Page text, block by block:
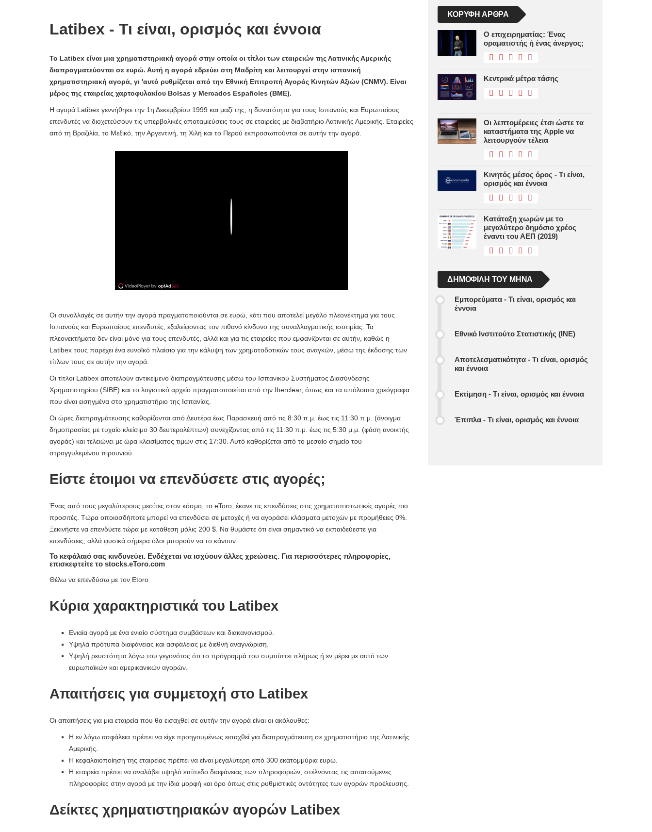
Latibex - Τι είναι, ορισμός και έννοια
Το Latibex είναι μια χρηματιστηριακή αγορά στην οποία οι τίτλοι των εταιρειών της Λατινικής Αμερικής
διαπραγματεύονται σε ευρώ. Αυτή η αγορά εδρεύει στη Μαδρίτη και λειτουργεί στην ισπανική
χρηματιστηριακή αγορά, γι 'αυτό ρυθμίζεται από την Εθνική Επιτροπή Αγοράς Κινητών Αξιών (CNMV). Είναι
μέρος της εταιρείας χαρτοφυλακίου Bolsas y Mercados Españoles (BME).
Η αγορά Latibex γεννήθηκε την 1η Δεκεμβρίου 1999 και μαζί της, η δυνατότητα για τους Ισπανούς και Ευρωπαίους
επενδυτές να διοχετεύσουν τις υπερβολικές αποταμιεύσεις τους σε εταιρείες με διαβατήριο Λατινικής Αμερικής. Εταιρείες
από τη Βραζιλία, το Μεξικό, την Αργεντινή, τη Χιλή και το Περού εκπροσωπούνται σε αυτήν την αγορά.
Οι συναλλαγές σε αυτήν την αγορά πραγματοποιούνται σε ευρώ, κάτι που αποτελεί μεγάλο πλεονέκτημα για τους
Ισπανούς και Ευρωπαίους επενδυτές, εξαλείφοντας τον πιθανό κίνδυνο της συναλλαγματικής ισοτιμίας. Τα
πλεονεκτήματα δεν είναι μόνο για τους επενδυτές, αλλά και για τις εταιρείες που εμφανίζονται σε αυτήν, καθώς η
Latibex τους παρέχει ένα ευνοϊκό πλαίσιο για την κάλυψη των χρηματοδοτικών τους αναγκών, μέσω της έκδοσης των
τίτλων τους σε αυτήν την αγορά.
Οι τίτλοι Latibex αποτελούν αντικείμενο διαπραγμάτευσης μέσω του Ισπανικού Συστήματος Διασύνδεσης
Χρηματιστηρίου (SIBE) και το λογιστικό αρχείο πραγματοποιείται από την Iberclear, όπως και τα υπόλοιπα χρεόγραφα
που είναι εισηγμένα στο χρηματιστήριο της Ισπανίας.
Οι ώρες διαπραγμάτευσης καθορίζονται από Δευτέρα έως Παρασκευή από τις 8:30 π.μ. έως τις 11:30 π.μ. (άνοιγμα
δημοπρασίας με τυχαίο κλείσιμο 30 δευτερολέπτων) συνεχίζοντας από τις 11:30 π.μ. έως τις 5:30 μ.μ. (φάση ανοικτής
αγοράς) και τελειώνει με ώρα κλεισίματος τιμών στις 17:30. Αυτό καθορίζεται από το μεσαίο σημείο του
στρογγυλεμένου πιρουνιού.
Είστε έτοιμοι να επενδύσετε στις αγορές;
Ένας από τους μεγαλύτερους μεσίτες στον κόσμο, το eToro, έκανε τις επενδύσεις στις χρηματοπιστωτικές αγορές πιο
προσιτές. Τώρα οποιοσδήποτε μπορεί να επενδύσει σε μετοχές ή να αγοράσει κλάσματα μετοχών με προμήθειες 0%.
Ξεκινήστε να επενδύετε τώρα με κατάθεση μόλις 200 $. Να θυμάστε ότι είναι σημαντικό να εκπαιδεύεστε για
επενδύσεις, αλλά φυσικά σήμερα όλοι μπορούν να το κάνουν.
Το κεφάλαιό σας κινδυνεύει. Ενδέχεται να ισχύουν άλλες χρεώσεις. Για περισσότερες πληροφορίες,
επισκεφτείτε το stocks.eToro.com
Θέλω να επενδύσω με τον Etoro
Κύρια χαρακτηριστικά του Latibex
Ενιαία αγορά με ένα ενιαίο σύστημα συμβάσεων και διακανονισμού.
Υψηλά πρότυπα διαφάνειας και ασφάλειας με διεθνή αναγνώριση.
Υψηλή ρευστότητα λόγω του γεγονότος ότι το πρόγραμμά του συμπίπτει πλήρως ή εν μέρει με αυτό των
ευρωπαϊκών και αμερικανικών αγορών.
Απαιτήσεις για συμμετοχή στο Latibex
Οι απαιτήσεις για μια εταιρεία που θα εισαχθεί σε αυτήν την αγορά είναι οι ακόλουθες:
Η εν λόγω ασφάλεια πρέπει να είχε προηγουμένως εισαχθεί για διαπραγμάτευση σε χρηματιστήριο της Λατινικής
Αμερικής.
Η κεφαλαιοποίηση της εταιρείας πρέπει να είναι μεγαλύτερη από 300 εκατομμύρια ευρώ.
Η εταιρεία πρέπει να αναλάβει υψηλό επίπεδο διαφάνειας των πληροφοριών, στέλνοντας τις απαιτούμενες
πληροφορίες στην αγορά με την ίδια μορφή και όρο όπως στις ρυθμιστικές οντότητες των αγορών προέλευσης.
Δείκτες χρηματιστηριακών αγορών Latibex
ΚΟΡΥΦΉ ΆΡΘΡΑ
Ο επιχειρηματίας: Ένας
οραματιστής ή ένας άνεργος;
Κεντρικά μέτρα τάσης
Οι λεπτομέρειες έτσι ώστε τα
καταστήματα της Apple να
λειτουργούν τέλεια
Κινητός μέσος όρος - Τι είναι,
ορισμός και έννοια
Κατάταξη χωρών με το
μεγαλύτερο δημόσιο χρέος
έναντι του ΑΕΠ (2019)
ΔΗΜΟΦΙΛΉ ΤΟΥ ΜΉΝΑ
Εμπορεύματα - Τι είναι, ορισμός και
έννοια
Εθνικό Ινστιτούτο Στατιστικής (ΙΝΕ)
Αποτελεσματικότητα - Τι είναι, ορισμός
και έννοια
Εκτίμηση - Τι είναι, ορισμός και έννοια
Έπιπλα - Τι είναι, ορισμός και έννοια